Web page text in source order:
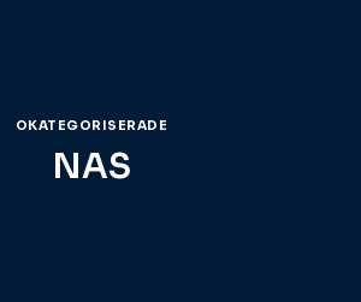
OKATEGORISERADE
NAS